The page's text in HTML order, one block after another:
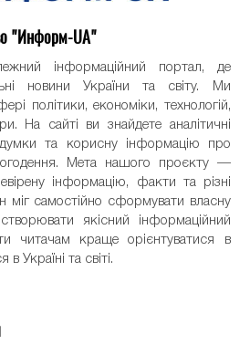
"Информ-UA"
інформаційний портал, де
новини України та світу. Ми
політики, економіки, технологій,
На сайті ви знайдете аналітичні
думки та корисну інформацію про
Мета нашого проєкту —
інформацію, факти та різні
самостійно сформувати власну
якісний інформаційний
читачам краще орієнтуватися в
Україні та світі.